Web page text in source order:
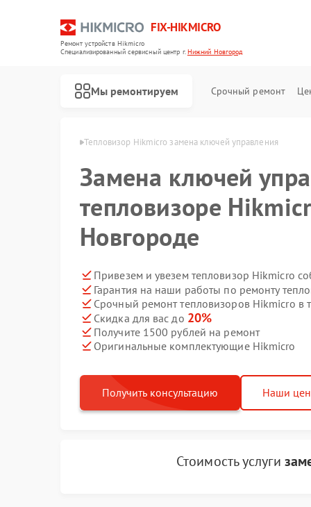
FIX-HIKMICRO
Ремонт устройств Hikmicro
Специализированный cервисный центр г.Нижний Новгород
Мы ремонтируем Срочный ремонт
Нижнем Новгороде Тепловизор Hikmicro замена ключей управления
Замена ключей
тепловизоре
Новгороде
Привезем и увезем тепловизор Hikmicro
Гарантия на наши работы по ремонту
Срочный ремонт тепловизоров Hikmicro в
Скидка для вас до 20%
Получите 1500 рублей на ремонт
Оригинальные комплектующие Hikmicro
Получить консультацию Наши
Стоимость услуги